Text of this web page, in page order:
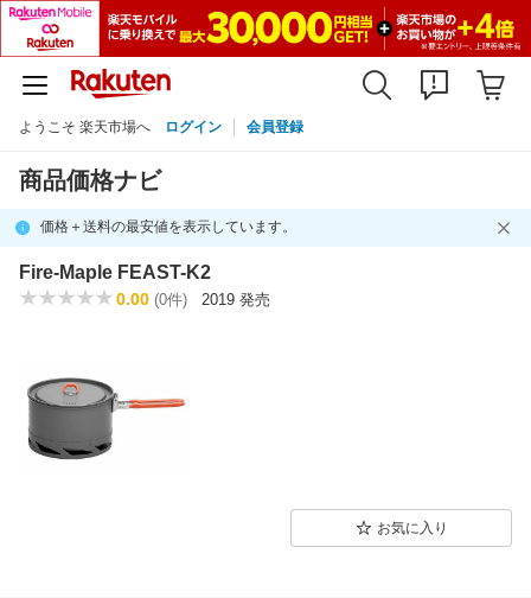
ようこそ 楽天市場へ ログイン 会員登録
商品価格ナビ
価格＋送料の最安値を表示しています。
Fire-Maple FEAST-K2
0.00 (0件) 2019 発売
お気に入り